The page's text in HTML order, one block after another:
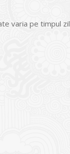
varia pe timpul